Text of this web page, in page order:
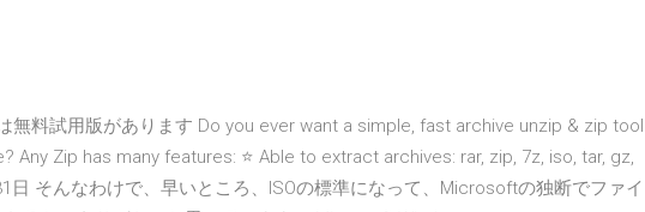
無料試用版があります Do you ever want a simple, fast archive unzip & zip tool
Any Zip has many features: ⭐ Able to extract archives: rar, zip, 7z, iso, tar, gz,
日 そんなわけで、早いところ、ISOの標準になって、Microsoftの独断でファイ